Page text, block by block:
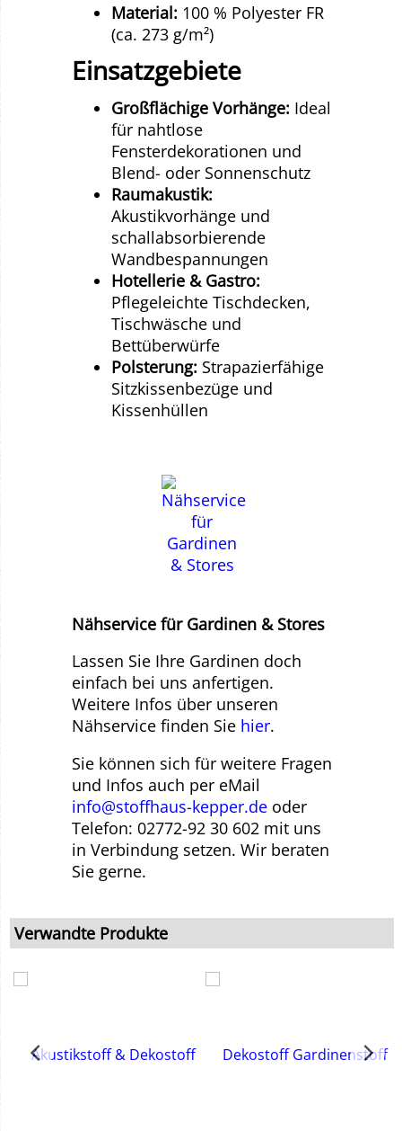
Material: 100 % Polyester FR
(ca. 273 g/m²)
Einsatzgebiete
Großflächige Vorhänge: Ideal
für nahtlose
Fensterdekorationen und
Blend- oder Sonnenschutz
Raumakustik:
Akustikvorhänge und
schallabsorbierende
Wandbespannungen
Hotellerie & Gastro:
Pflegeleichte Tischdecken,
Tischwäsche und
Bettüberwürfe
Polsterung: Strapazierfähige
Sitzkissenbezüge und
Kissenhüllen
Nähservice für Gardinen & Stores
Lassen Sie Ihre Gardinen doch
einfach bei uns anfertigen.
Weitere Infos über unseren
Nähservice finden Sie hier.
Sie können sich für weitere Fragen
und Infos auch per eMail
info@stoffhaus-kepper.de oder
Telefon: 02772-92 30 602 mit uns
in Verbindung setzen. Wir beraten
Sie gerne.
Verwandte Produkte